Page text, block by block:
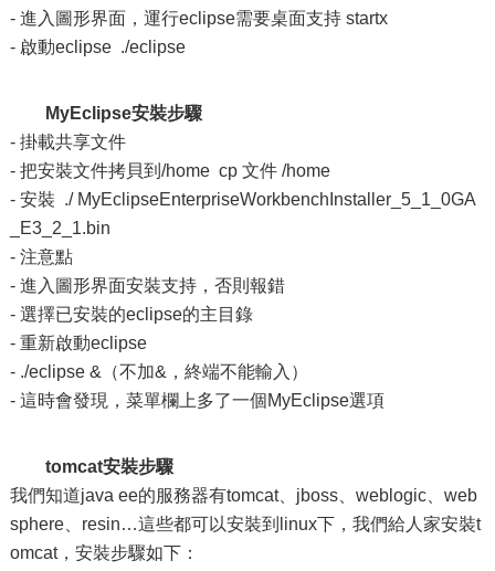
- 進入圖形界面，運行eclipse需要桌面支持 startx
- 啟動eclipse ./eclipse
MyEclipse安裝步驟
- 掛載共享文件
- 把安裝文件拷貝到/home cp 文件 /home
- 安裝 ./ MyEclipseEnterpriseWorkbenchInstaller_5_1_0GA
_E3_2_1.bin
- 注意點
- 進入圖形界面安裝支持，否則報錯
- 選擇已安裝的eclipse的主目錄
- 重新啟動eclipse
- ./eclipse &（不加&，終端不能輸入）
- 這時會發現，菜單欄上多了一個MyEclipse選項
tomcat安裝步驟
我們知道java ee的服務器有tomcat、jboss、weblogic、web
sphere、resin…這些都可以安裝到linux下，我們給人家安裝t
omcat，安裝步驟如下：